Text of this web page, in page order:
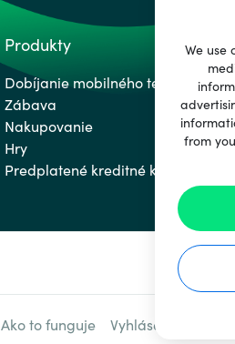
We use
from
Produkty
Dobíjanie mobilného telefónu
Zábava
Nakupovanie
Hry
Predplatené kreditné karty
Ako to funguje Vyhlásenie o